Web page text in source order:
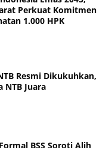
Perkuat Komitmen
1.000 HPK
Resmi Dikukuhkan,
NTB Juara
BSS Soroti Alih